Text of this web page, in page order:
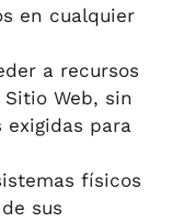
en cualquier
a recursos
Web, sin
para
físicos
sus